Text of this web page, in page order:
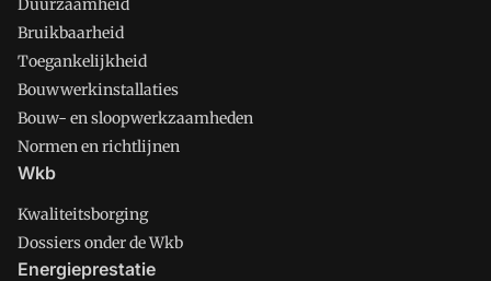
Duurzaamheid
Bruikbaarheid
Toegankelijkheid
Bouwwerkinstallaties
Bouw- en sloopwerkzaamheden
Normen en richtlijnen
Wkb
Kwaliteitsborging
Dossiers onder de Wkb
Energieprestatie